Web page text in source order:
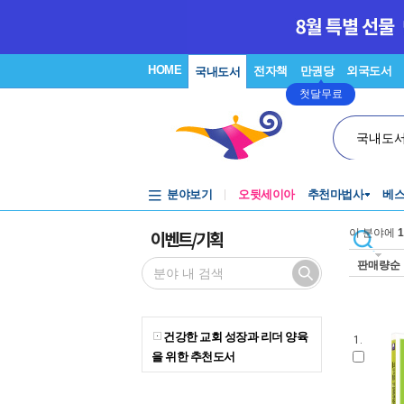
HOME 국내도서 전자책 만권당
첫달무료
외국도서
국내도
분야보기 오뒷세이아 추천마법사 베
이벤트/기획
건강한 교회 성장과 리더 양육
을 위한 추천도서
이 분야에
판매량순
1.